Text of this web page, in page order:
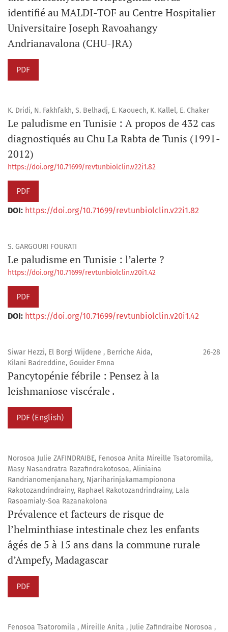
identifié au MALDI-TOF au Centre Hospitalier
Universitaire Joseph Ravoahangy
Andrianavalona (CHU-JRA)
PDF
K. Dridi, N. Fakhfakh, S. Belhadj, E. Kaouech, K. Kallel, E. Chaker
Le paludisme en Tunisie : A propos de 432 cas
diagnostiqués au Chu La Rabta de Tunis (1991-
2012)
https://doi.org/10.71699/revtunbiolclin.v22i1.82
PDF
DOI: https://doi.org/10.71699/revtunbiolclin.v22i1.82
S. GARGOURI FOURATI
Le paludisme en Tunisie : l’alerte ?
https://doi.org/10.71699/revtunbiolclin.v20i1.42
PDF
DOI: https://doi.org/10.71699/revtunbiolclin.v20i1.42
Siwar Hezzi, El Borgi Wijdene , Berriche Aida,
Kilani Badreddine, Gouider Emna
26-28
Pancytopénie fébrile : Pensez à la
leishmaniose viscérale .
PDF (English)
Norosoa Julie ZAFINDRAIBE, Fenosoa Anita Mireille Tsatoromila,
Masy Nasandratra Razafindrakotosoa, Aliniaina
Randrianomenjanahary, Njariharinjakamampionona
Rakotozandrindrainy, Raphael Rakotozandrindrainy, Lala
Rasoamialy-Soa Razanakolona
Prévalence et facteurs de risque de
l’helminthiase intestinale chez les enfants
âgés de 5 à 15 ans dans la commune rurale
d’Ampefy, Madagascar
PDF
Fenosoa Tsatoromila , Mireille Anita , Julie Zafindraibe Norosoa ,